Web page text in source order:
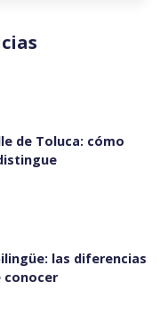
de Toluca: cómo
las diferencias
conocer